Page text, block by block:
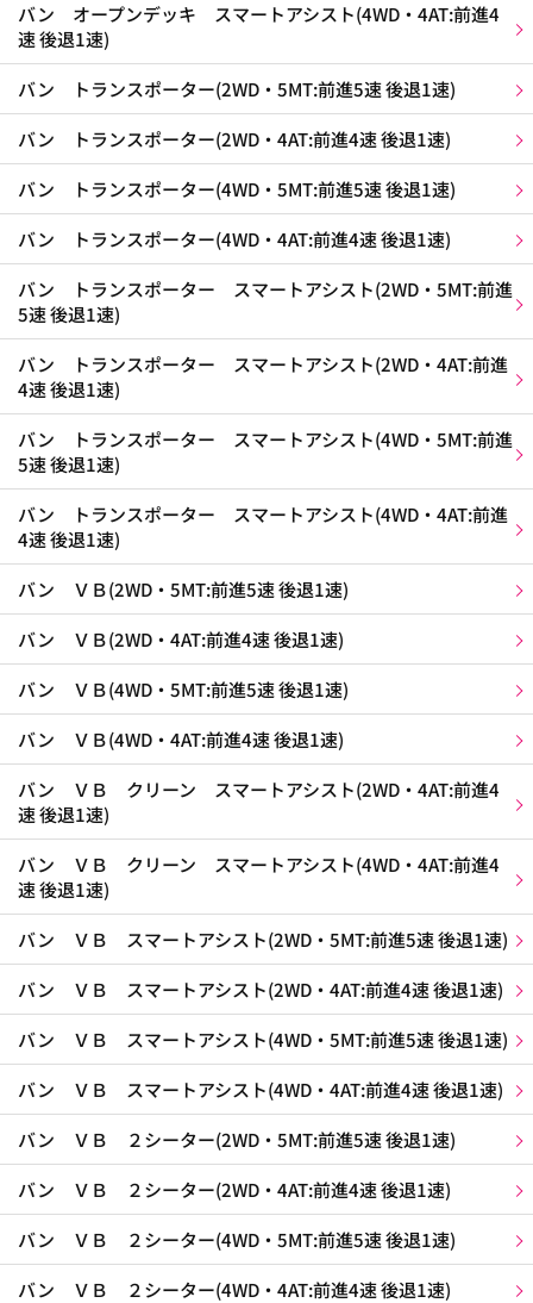
バン オープンデッキ スマートアシスト(4WD・4AT:前進4
速 後退1速)
バン トランスポーター(2WD・5MT:前進5速 後退1速)
バン トランスポーター(2WD・4AT:前進4速 後退1速)
バン トランスポーター(4WD・5MT:前進5速 後退1速)
バン トランスポーター(4WD・4AT:前進4速 後退1速)
バン トランスポーター スマートアシスト(2WD・5MT:前進
5速 後退1速)
バン トランスポーター スマートアシスト(2WD・4AT:前進
4速 後退1速)
バン トランスポーター スマートアシスト(4WD・5MT:前進
5速 後退1速)
バン トランスポーター スマートアシスト(4WD・4AT:前進
4速 後退1速)
バン ＶＢ(2WD・5MT:前進5速 後退1速)
バン ＶＢ(2WD・4AT:前進4速 後退1速)
バン ＶＢ(4WD・5MT:前進5速 後退1速)
バン ＶＢ(4WD・4AT:前進4速 後退1速)
バン ＶＢ クリーン スマートアシスト(2WD・4AT:前進4
速 後退1速)
バン ＶＢ クリーン スマートアシスト(4WD・4AT:前進4
速 後退1速)
バン ＶＢ スマートアシスト(2WD・5MT:前進5速 後退1速)
バン ＶＢ スマートアシスト(2WD・4AT:前進4速 後退1速)
バン ＶＢ スマートアシスト(4WD・5MT:前進5速 後退1速)
バン ＶＢ スマートアシスト(4WD・4AT:前進4速 後退1速)
バン ＶＢ ２シーター(2WD・5MT:前進5速 後退1速)
バン ＶＢ ２シーター(2WD・4AT:前進4速 後退1速)
バン ＶＢ ２シーター(4WD・5MT:前進5速 後退1速)
バン ＶＢ ２シーター(4WD・4AT:前進4速 後退1速)